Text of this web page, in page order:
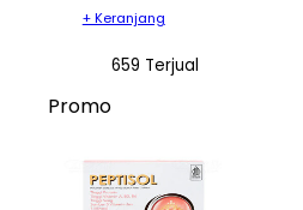
+ Keranjang
659 Terjual
Promo